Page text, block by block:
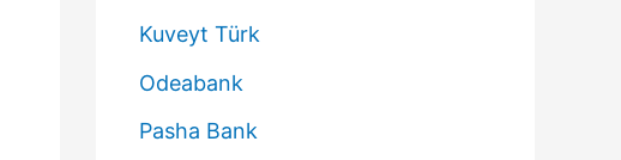
Kuveyt Türk
Odeabank
Pasha Bank